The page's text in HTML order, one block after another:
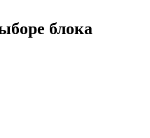
блока